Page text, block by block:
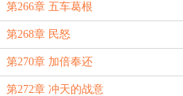
第266章 五车葛根
第268章 民怒
第270章 加倍奉还
第272章 冲天的战意